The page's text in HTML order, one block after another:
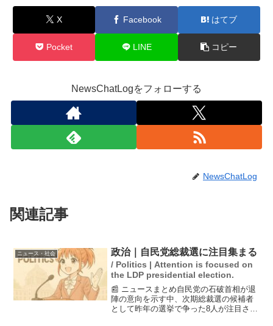
X Facebook はてブ
Pocket LINE コピー
NewsChatLogをフォローする
NewsChatLog
関連記事
ニュース・社会 政治｜自民党総裁選に注目集まる
/ Politics | Attention is focused on
the LDP presidential election.
📰 ニュースまとめ自民党の石破首相が退
陣の意向を示す中、次期総裁選の候補者
として昨年の選挙で争った8人が注目され